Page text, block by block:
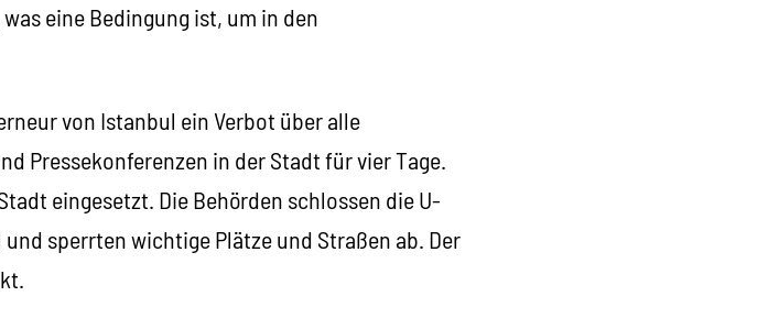
eine Bedingung ist, um in den
von Istanbul ein Verbot über alle
Pressekonferenzen in der Stadt für vier Tage.
eingesetzt. Die Behörden schlossen die U-
sperrten wichtige Plätze und Straßen ab. Der